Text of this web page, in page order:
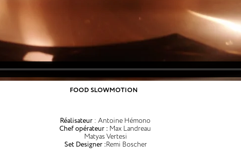
FOOD SLOWMOTION
Réalisateur : Antoine Hémono
Chef opérateur : Max Landreau
Matyas Vertesi
Set Designer :Remi Boscher